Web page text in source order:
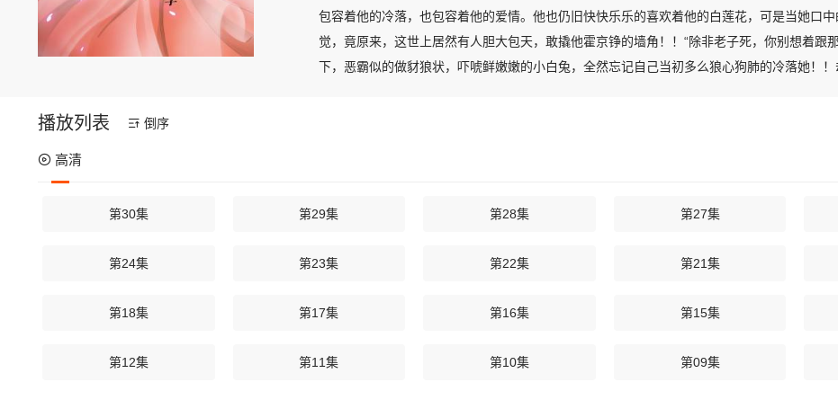
包容着他的冷落，也包容着他的爱情。他也仍旧快快乐乐的喜欢着他的白莲花，可是当她口
觉，竟原来，这世上居然有人胆大包天，敢撬他霍京铮的墙角！！“除非老子死，你别想着跟
下，恶霸似的做豺狼状，吓唬鲜嫩嫩的小白兔，全然忘记自己当初多么狼心狗肺的冷落她！
播放列表 倒序
高清
第30集 第29集 第28集 第27集
第24集 第23集 第22集 第21集
第18集 第17集 第16集 第15集
第12集 第11集 第10集 第09集